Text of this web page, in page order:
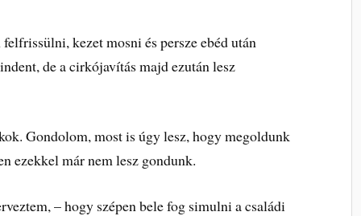
kezet mosni és persze ebéd után
de a cirkójavítás majd ezután lesz
Gondolom, most is úgy lesz, hogy megoldunk
ezekkel már nem lesz gondunk.
– hogy szépen bele fog simulni a családi